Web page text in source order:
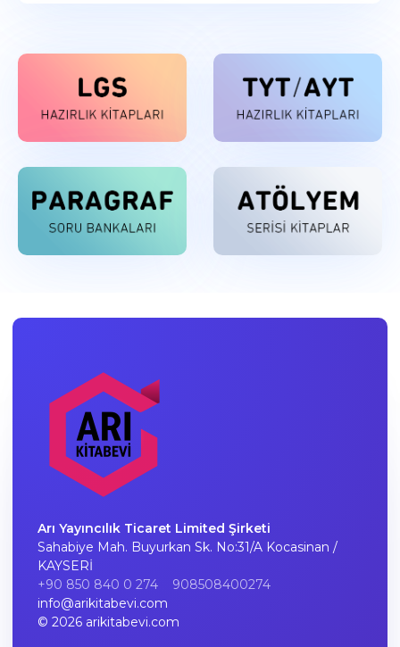
Arı Yayıncılık Ticaret Limited Şirketi
Sahabiye Mah. Buyurkan Sk. No:31/A Kocasinan /
KAYSERİ
+90 850 840 0 274
908508400274
info@arikitabevi.com
© 2026 arikitabevi.com